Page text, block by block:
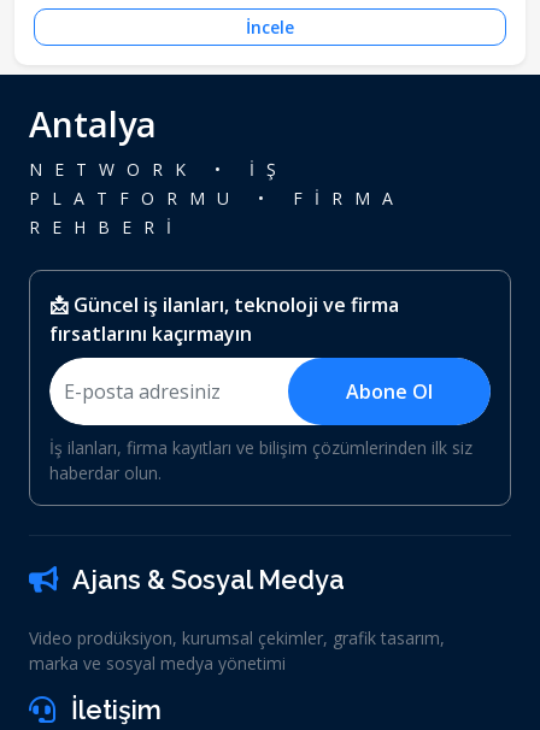
İncele
Antalya
NETWORK • İŞ
PLATFORMU • FİRMA
REHBERİ
📩 Güncel iş ilanları, teknoloji ve firma
fırsatlarını kaçırmayın
Abone Ol
İş ilanları, firma kayıtları ve bilişim çözümlerinden ilk siz
haberdar olun.
Ajans & Sosyal Medya
Video prodüksiyon, kurumsal çekimler, grafik tasarım,
marka ve sosyal medya yönetimi
İletişim